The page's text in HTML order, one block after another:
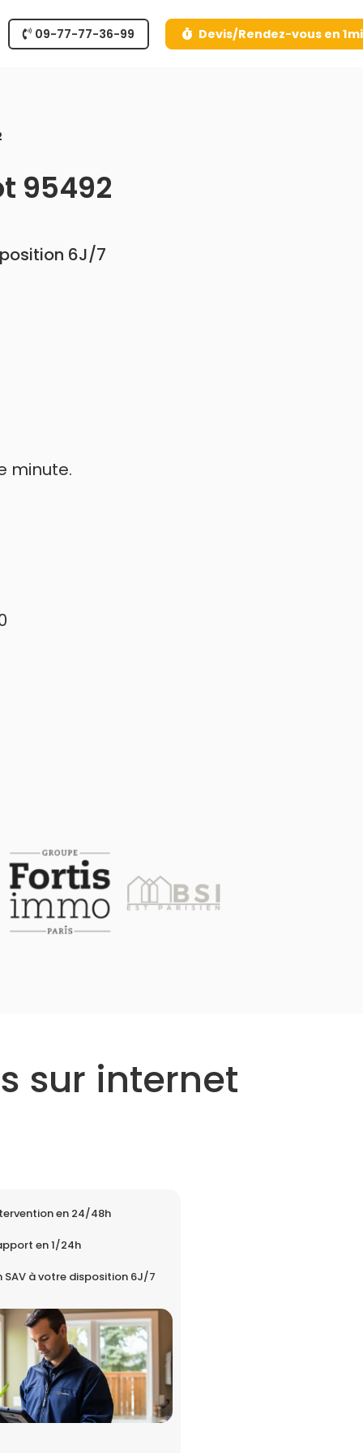
09-77-77-36-99 Devis/Rendez-vous en
95492
6J/7
minute.
sur internet
en 24/48h
en 1/24h
SAV à votre disposition 6J/7